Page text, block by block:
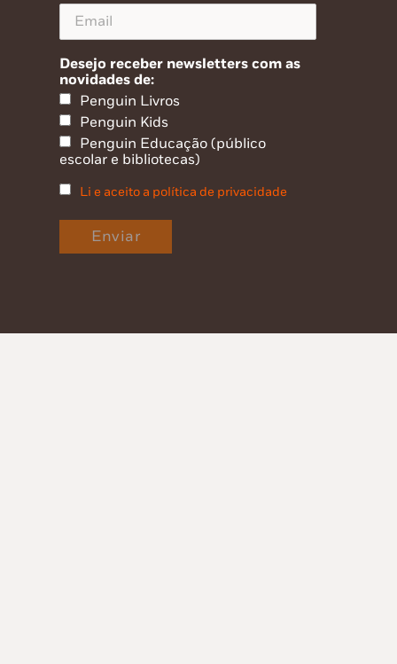
Desejo receber newsletters com as
novidades de:
Penguin Livros
Penguin Kids
Penguin Educação (público
escolar e bibliotecas)
Li e aceito a política de privacidade